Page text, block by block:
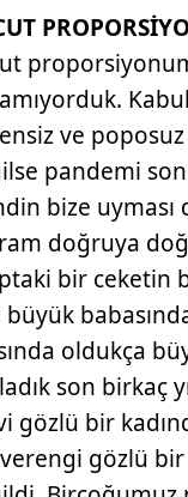
ve
pandemi
bize uyması
doğruya
bir
oldukça
son birkaç
gözlü bir
gözlü bir